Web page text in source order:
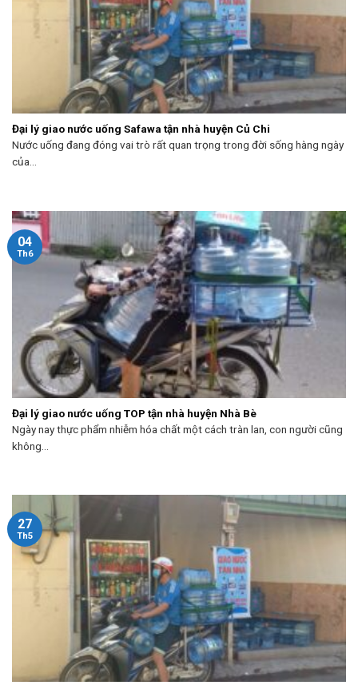
Đại lý giao nước uống Safawa tận nhà huyện Củ Chi
Nước uống đang đóng vai trò rất quan trọng trong đời sống hàng ngày
của...
Đại lý giao nước uống TOP tận nhà huyện Nhà Bè
Ngày nay thực phẩm nhiễm hóa chất một cách tràn lan, con người cũng
không...
04
Th6
27
Th5